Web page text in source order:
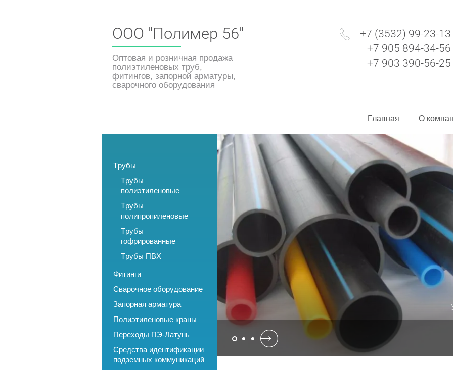
+7 (3532) 99-23-13
+7 905 894-34-56
+7 903 390-56-25
ООО "Полимер 56"
Оптовая и розничная продажа
полиэтиленовых труб,
фитингов, запорной арматуры,
сварочного оборудования
Главная О
Трубы
Трубы
полиэтиленовые
Трубы
полипропиленовые
Трубы
гофрированные
Трубы ПВХ
Фитинги
Сварочное оборудование
Запорная арматура
Полиэтиленовые краны
Переходы ПЭ-Латунь
Средства идентификации
подземных коммуникаций
Оборудование для
стыковой сварки
полиэтиленовых труб
ИНДИВИДУАЛЬНЫЙ ПОДХОД
У НАС ВЫГОДНО!